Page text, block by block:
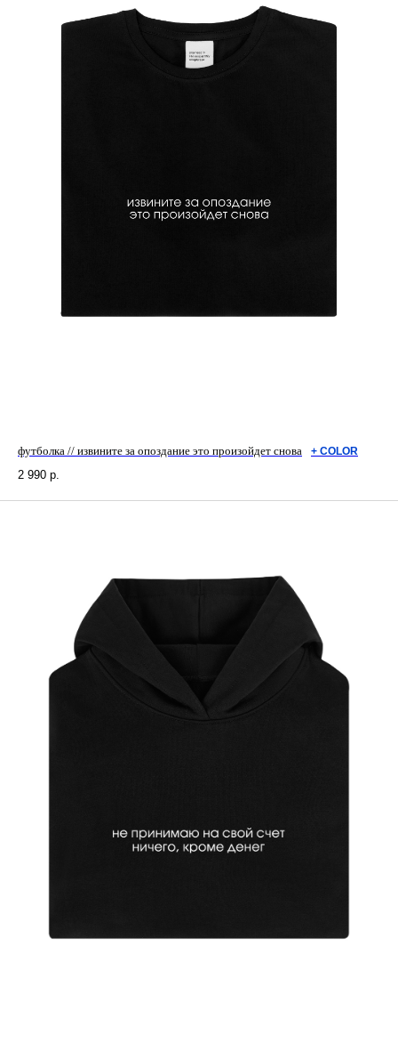
футболка // извините за опоздание это произойдет снова + СOLOR
2 990 р.